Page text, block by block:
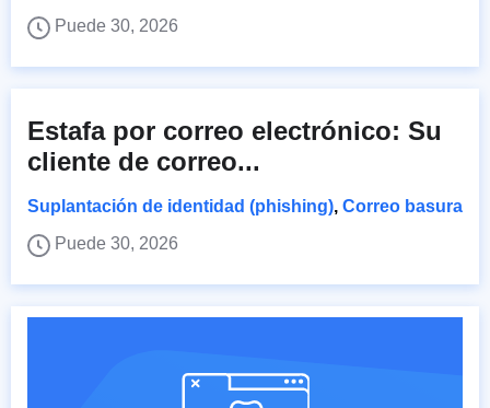
Puede 30, 2026
Estafa por correo electrónico: Su
cliente de correo...
Suplantación de identidad (phishing), Correo basura
Puede 30, 2026